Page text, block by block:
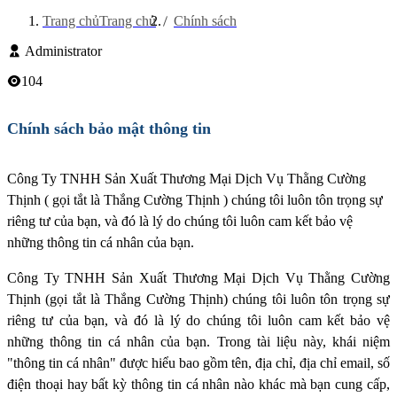
Trang chủTrang chủ
Chính sách
Administrator
104
Chính sách bảo mật thông tin
Công Ty TNHH Sản Xuất Thương Mại Dịch Vụ Thằng Cường
Thịnh ( gọi tắt là Thắng Cường Thịnh ) chúng tôi luôn tôn trọng sự
riêng tư của bạn, và đó là lý do chúng tôi luôn cam kết bảo vệ
những thông tin cá nhân của bạn.
Công Ty TNHH Sản Xuất Thương Mại Dịch Vụ Thằng Cường
Thịnh (gọi tắt là Thắng Cường Thịnh) chúng tôi luôn tôn trọng sự
riêng tư của bạn, và đó là lý do chúng tôi luôn cam kết bảo vệ
những thông tin cá nhân của bạn. Trong tài liệu này, khái niệm
"thông tin cá nhân" được hiểu bao gồm tên, địa chỉ, địa chỉ email, số
điện thoại hay bất kỳ thông tin cá nhân nào khác mà bạn cung cấp,